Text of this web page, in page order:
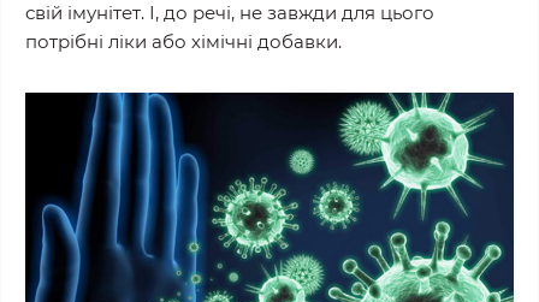
свій імунітет. І, до речі, не завжди для цього
потрібні ліки або хімічні добавки.